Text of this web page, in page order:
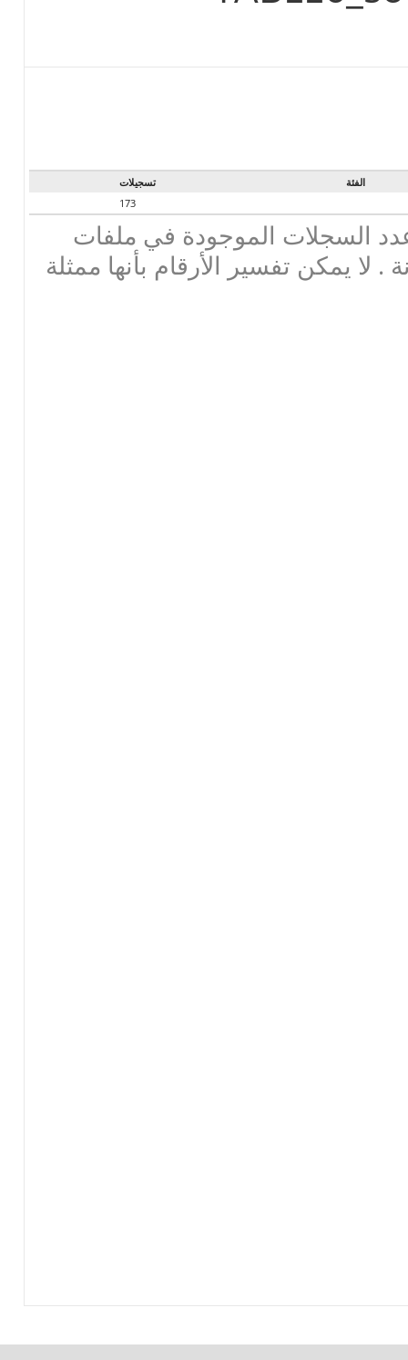
الفئة
تسجيلات
173
السجلات الموجودة في ملفات
. لا يمكن تفسير الأرقام بأنها ممثلة